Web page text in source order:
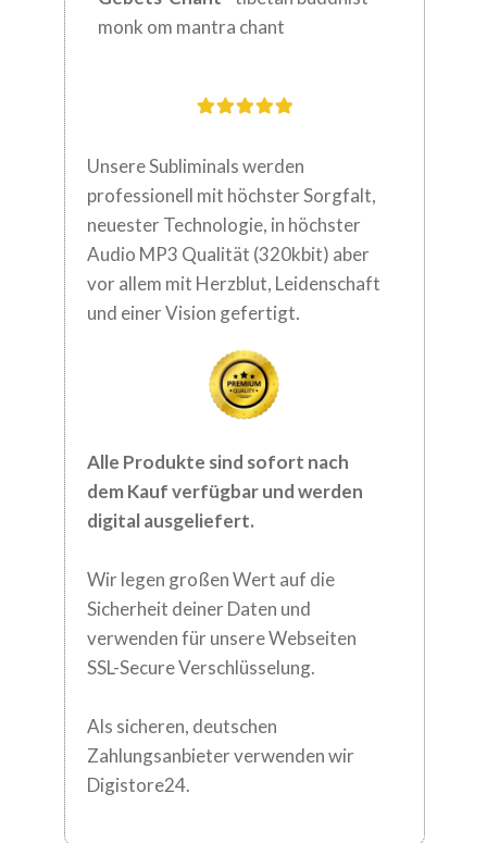
monk om mantra chant
Unsere Subliminals werden
professionell mit höchster Sorgfalt,
neuesterTechnologie, in höchster
Audio MP3 Qualität (320kbit) aber
vor allem mit Herzblut, Leidenschaft
und einer Vision gefertigt.
Alle Produkte sind sofort nach
demKauf verfügbar und werden
digitalausgeliefert.
Wir legen großen Wert auf die
Sicherheit deiner Daten und
verwenden fürunsere Webseiten
SSL-Secure Verschlüsselung.
Als sicheren, deutschen
Zahlungsanbieter verwenden wir
Digistore24.